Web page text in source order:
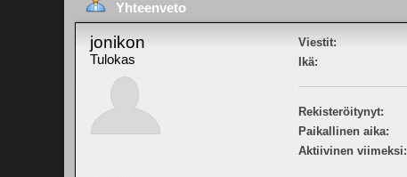
Yhteenveto
jonikon
Tulokas
Viestit:
Ikä:
Rekisteröitynyt:
Paikallinen aika:
Aktiivinen viimeksi: